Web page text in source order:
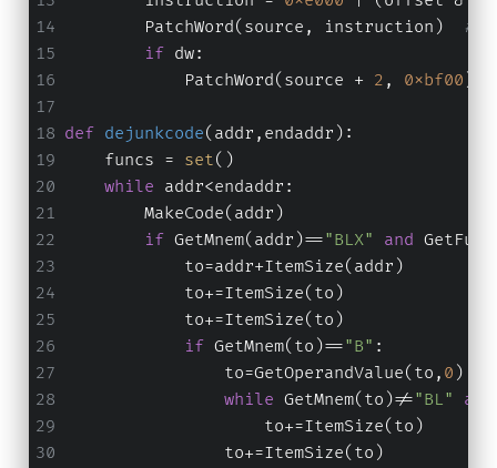
        PatchWord(source, instruction)
#
if dw:
            PatchWord(source +
2 , 0xbf00 )
def dejunkcode( addr,endaddr ):
    funcs =
set()
while addr<endaddr:
        MakeCode(addr)
if GetMnem(addr)=="BLX" and
            to=addr+ItemSize(addr)
            to+=ItemSize(to)
            to+=ItemSize(to)
if GetMnem(to)=="B" :
                to=GetOperandValue(to,
0 )
while GetMnem(to)!="BL" and
                    to+=ItemSize(to)
                to+=ItemSize(to)